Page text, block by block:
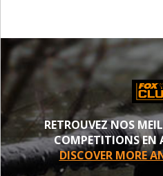
RETROUVEZ NOS
COMPETITIONS EN
DISCOVER MORE